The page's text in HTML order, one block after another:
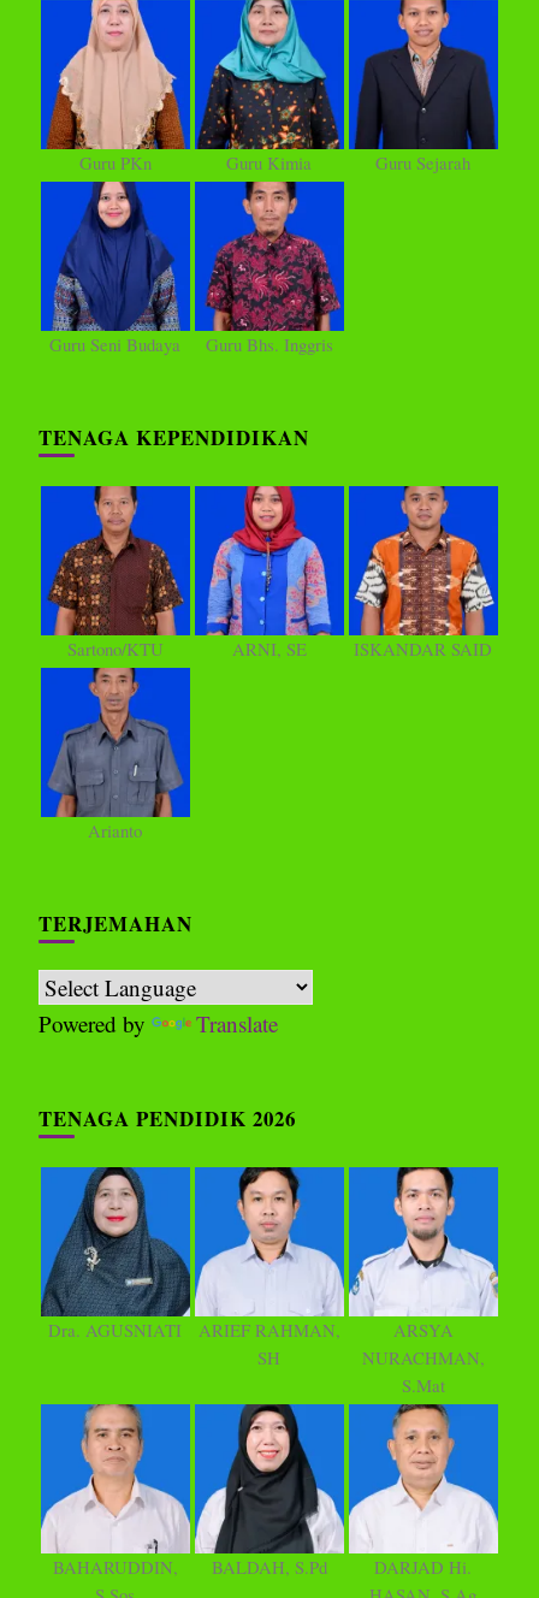
Guru PKn Guru Kimia Guru Sejarah
Guru Seni Budaya Guru Bhs. Inggris
TENAGA KEPENDIDIKAN
Sartono/KTU ARNI, SE ISKANDAR SAID
Arianto
TERJEMAHAN
Powered by Translate
TENAGA PENDIDIK 2026
Dra. AGUSNIATI
ARIEF RAHMAN,
SH
ARSYA
NURACHMAN,
S.Mat
BAHARUDDIN,
BALDAH, S.Pd
DARJAD Hi.